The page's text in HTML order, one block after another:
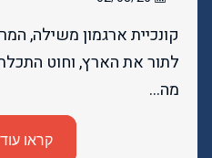
קונכיית ארגמון משילה,
לתור את הארץ, וחוט
מה…
קראו עוד